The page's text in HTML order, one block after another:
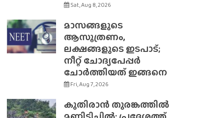
Sat, Aug 8, 2026
മാസങ്ങളുടെ
ആസൂത്രണം,
ലക്ഷങ്ങളുടെ ഇടപാട്;
നീറ്റ് ചോദ്യപേപ്പർ
ചോർത്തിയത് ഇങ്ങനെ
Fri, Aug 7, 2026
കുതിരാൻ തുരങ്കത്തിൽ